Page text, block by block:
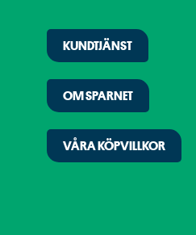
KUNDTJÄNST
OM SPARNET
VÅRA KÖPVILLKOR